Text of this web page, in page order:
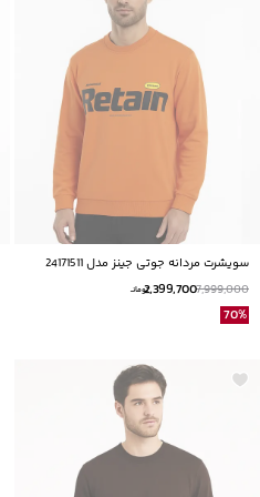
سویشرت مردانه جوتی جینز مدل 24171511
7,999,000
2,399,700تومانــ
70%